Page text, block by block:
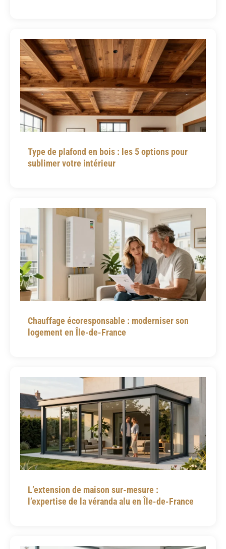
Type de plafond en bois : les 5 options pour
sublimer votre intérieur
Chauffage écoresponsable : moderniser son
logement en Île-de-France
L’extension de maison sur-mesure :
l’expertise de la véranda alu en Île-de-France